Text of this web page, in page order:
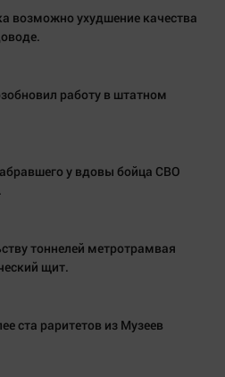
возможно ухудшение качества
работу в штатном
у вдовы бойца СВО
тоннелей метротрамвая
щит.
ста раритетов из Музеев